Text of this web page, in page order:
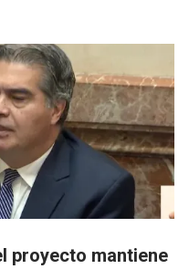
proyecto mantiene